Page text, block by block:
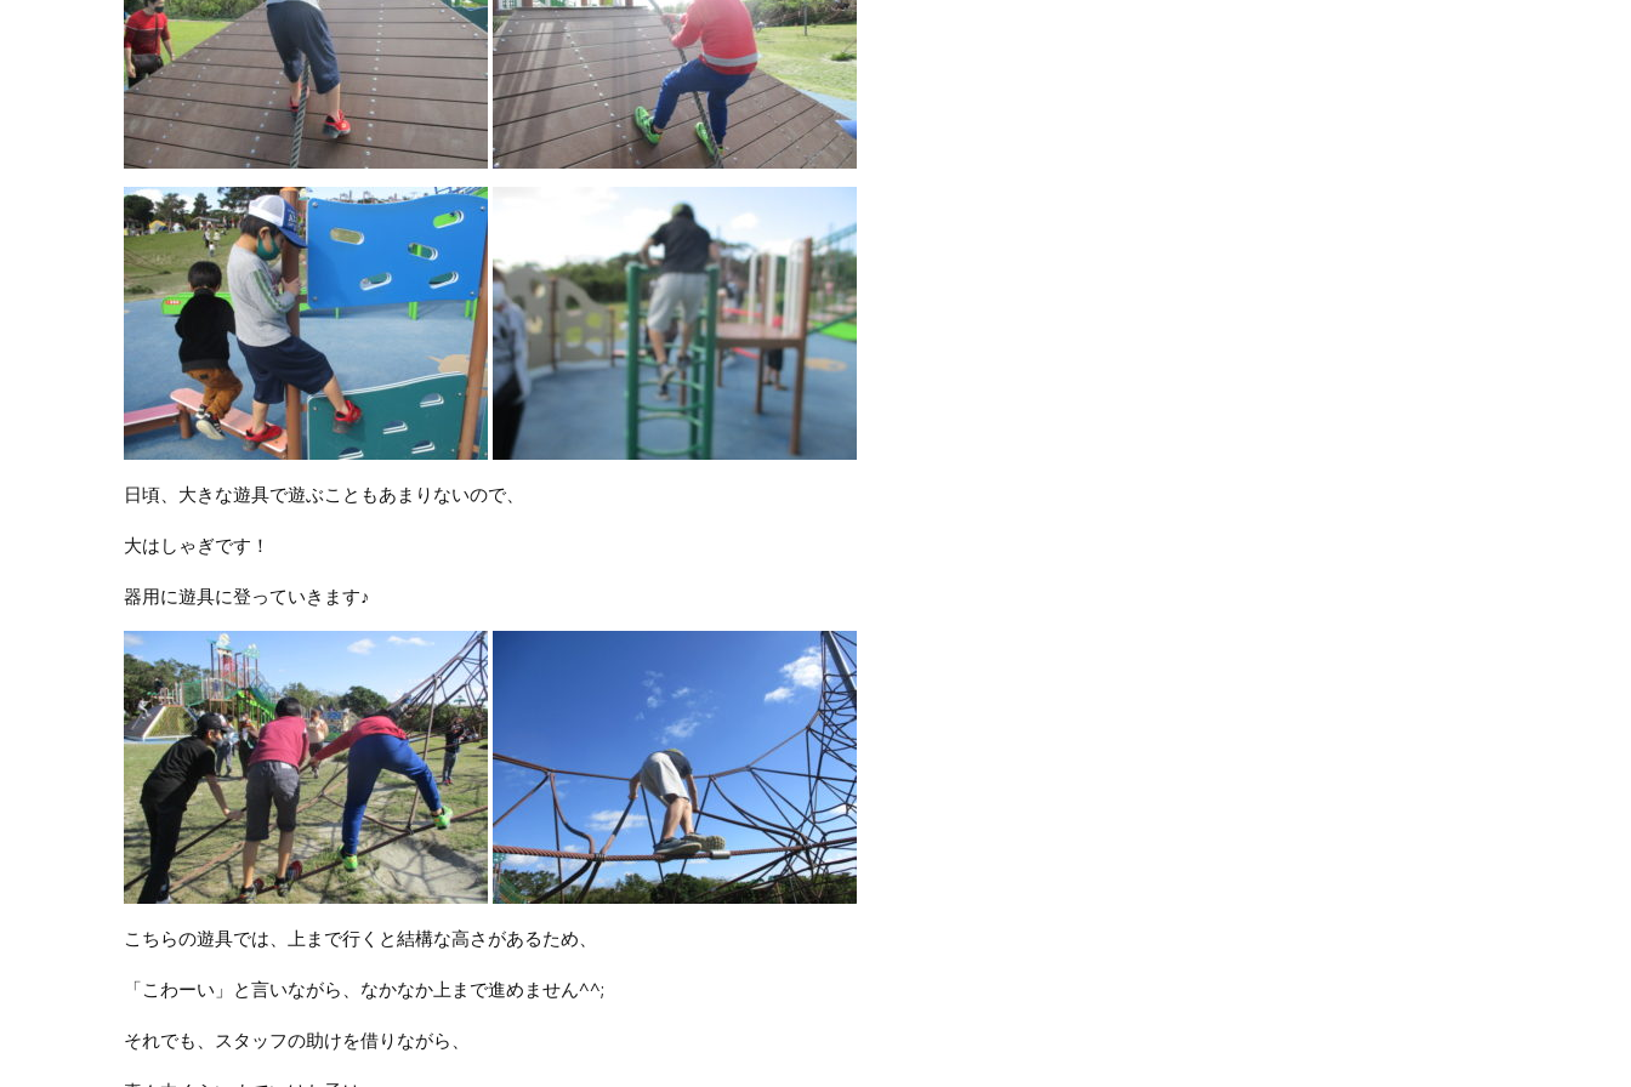
日頃、大きな遊具で遊ぶこともあまりないので、
大はしゃぎです！
器用に遊具に登っていきます♪
こちらの遊具では、上まで行くと結構な高さがあるため、
「こわーい」と言いながら、なかなか上まで進めません^^;
それでも、スタッフの助けを借りながら、